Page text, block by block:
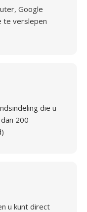
Google
te verslepen
die u
200
u kunt direct